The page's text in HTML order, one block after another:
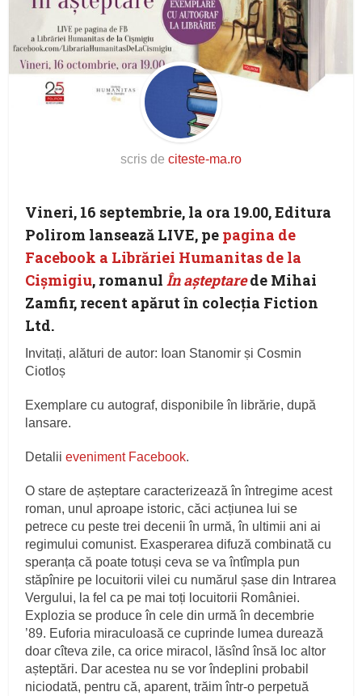
scris de citeste-ma.ro
Vineri, 16 septembrie, la ora 19.00, Editura
Polirom lansează LIVE, pe pagina de
Facebook a Librăriei Humanitas de la
Cișmigiu, romanulÎn așteptarede Mihai
Zamfir, recent apărut în colecția Fiction
Ltd.
Invitați, alături de autor: Ioan Stanomir și Cosmin
Ciotloș
Exemplare cu autograf, disponibile în librărie, după
lansare.
Detaliieveniment Facebook.
O stare de așteptare caracterizează în întregime acest
roman, unul aproape istoric, căci acțiunea lui se
petrece cu peste trei decenii în urmă, în ultimii ani ai
regimului comunist. Exasperarea difuză combinată cu
speranța că poate totuși ceva se va întîmpla pun
stăpînire pe locuitorii vilei cu numărul șase din Intrarea
Vergului, la fel ca pe mai toți locuitorii României.
Explozia se produce în cele din urmă în decembrie
’89. Euforia miraculoasă ce cuprinde lumea durează
doar cîteva zile, ca orice miracol, lăsînd însă loc altor
așteptări. Dar acestea nu se vor îndeplini probabil
niciodată, pentru că, aparent, trăim într-o perpetuă